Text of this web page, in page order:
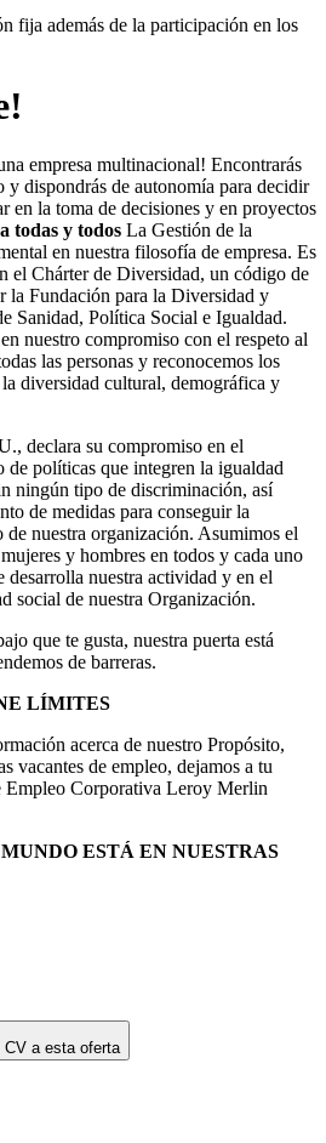
fija además de la participación en los
empresa multinacional! Encontrarás
y dispondrás de autonomía para decidir
en la toma de decisiones y en proyectos
todas y todos La Gestión de la
en nuestra filosofía de empresa. Es
el Chárter de Diversidad, un código de
la Fundación para la Diversidad y
Sanidad, Política Social e Igualdad.
nuestro compromiso con el respeto al
las personas y reconocemos los
diversidad cultural, demográfica y
declara su compromiso en el
de políticas que integren la igualdad
ningún tipo de discriminación, así
de medidas para conseguir la
de nuestra organización. Asumimos el
y hombres en todos y cada uno
desarrolla nuestra actividad y en el
social de nuestra Organización.
que te gusta, nuestra puerta está
de barreras.
LÍMITES
acerca de nuestro Propósito,
vacantes de empleo, dejamos a tu
Empleo Corporativa Leroy Merlin
ESTÁ EN NUESTRAS
CV a esta oferta